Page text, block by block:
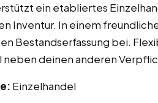
ein etabliertes
Inventur. In einem
Bestandserfassung bei.
deinen anderen
Einzelhandel